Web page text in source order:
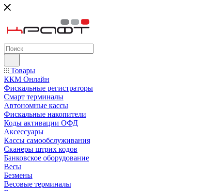
Товары
ККМ Онлайн
Фискальные регистраторы
Смарт терминалы
Автономные кассы
Фискальные накопители
Коды активации ОФД
Аксессуары
Кассы самообслуживания
Сканеры штрих кодов
Банковское оборудование
Весы
Безмены
Весовые терминалы